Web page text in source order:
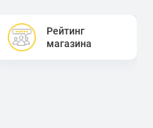
Рейтинг
магазина